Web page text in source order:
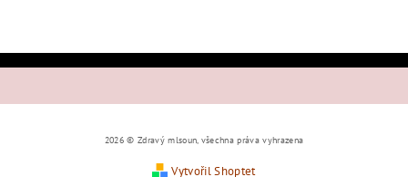
2026 © Zdravý mlsoun, všechna práva vyhrazena
Vytvořil Shoptet